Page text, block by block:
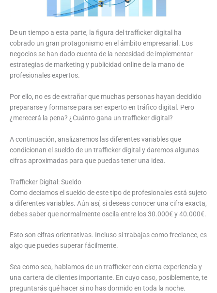
De un tiempo a esta parte, la figura del trafficker digital ha
cobrado un gran protagonismo en el ámbito empresarial. Los
negocios se han dado cuenta de la necesidad de implementar
estrategias de marketing y publicidad online de la mano de
profesionales expertos.
Por ello, no es de extrañar que muchas personas hayan decidido
prepararse y formarse para ser experto en tráfico digital. Pero
¿merecerá la pena? ¿Cuánto gana un trafficker digital?
A continuación, analizaremos las diferentes variables que
condicionan el sueldo de un trafficker digital y daremos algunas
cifras aproximadas para que puedas tener una idea.
Trafficker Digital: Sueldo
Como decíamos el sueldo de este tipo de profesionales está sujeto
a diferentes variables. Aún así, si deseas conocer una cifra exacta,
debes saber que normalmente oscila entre los 30.000€ y 40.000€.
Esto son cifras orientativas. Incluso si trabajas como freelance, es
algo que puedes superar fácilmente.
Sea como sea, hablamos de un trafficker con cierta experiencia y
una cartera de clientes importante. En cuyo caso, posiblemente, te
preguntarás qué hacer si no has dormido en toda la noche.